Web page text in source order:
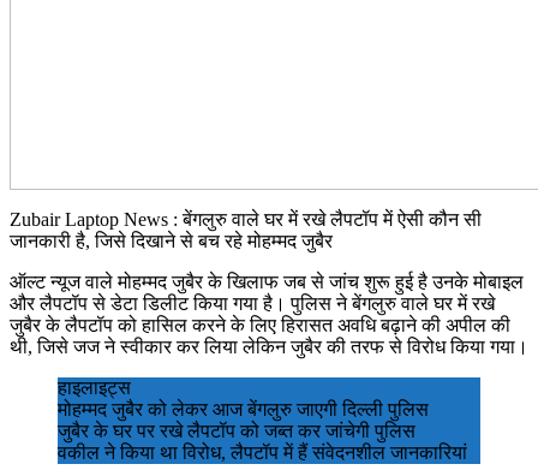
Zubair Laptop News : बेंगलुरु वाले घर में रखे लैपटॉप में ऐसी कौन सी
जानकारी है, जिसे दिखाने से बच रहे मोहम्मद जुबैर
ऑल्ट न्यूज वाले मोहम्मद जुबैर के खिलाफ जब से जांच शुरू हुई है उनके मोबाइल
और लैपटॉप से डेटा डिलीट किया गया है। पुलिस ने बेंगलुरु वाले घर में रखे
जुबैर के लैपटॉप को हासिल करने के लिए हिरासत अवधि बढ़ाने की अपील की
थी, जिसे जज ने स्वीकार कर लिया लेकिन जुबैर की तरफ से विरोध किया गया।
हाइलाइट्स
मोहम्मद जुबैर को लेकर आज बेंगलुरु जाएगी दिल्ली पुलिस
जुबैर के घर पर रखे लैपटॉप को जब्त कर जांचेगी पुलिस
वकील ने किया था विरोध, लैपटॉप में हैं संवेदनशील जानकारियां